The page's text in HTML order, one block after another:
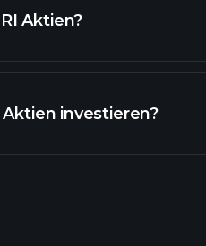
Aktien?
investieren?